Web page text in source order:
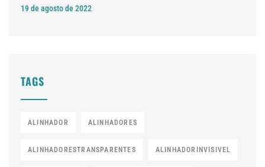
19 de agosto de 2022
TAGS
ALINHADOR ALINHADORES
ALINHADORESTRANSPARENTES ALINHADORINVISIVEL